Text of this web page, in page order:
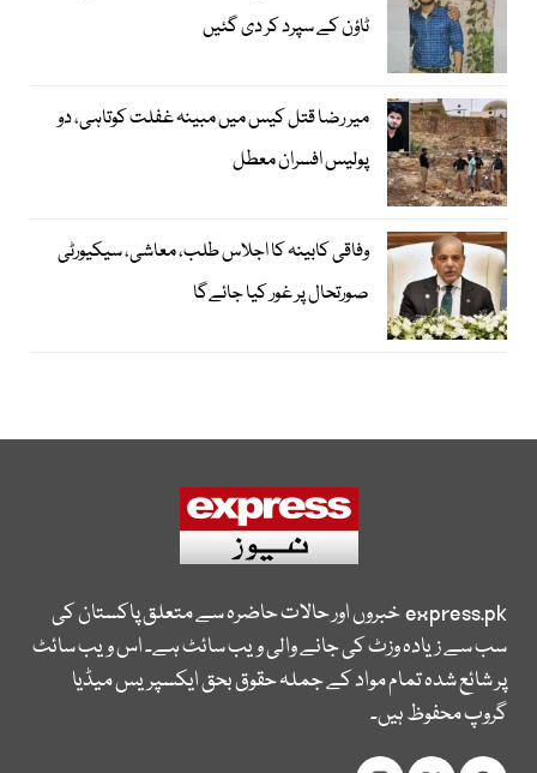
ٹاؤن کے سپرد کر دی گئیں
میر رضا قتل کیس میں مبینہ غفلت کوتاہی، دو
پولیس افسران معطل
وفاقی کابینہ کا اجلاس طلب، معاشی، سیکیورٹی
صورتحال پر غور کیا جائےگا
express.pkخبروں اور حالات حاضرہ سے متعلق پاکستان کی
سب سے زیادہ وزٹ کی جانے والی ویب سائٹ ہے۔ اس ویب سائٹ
پر شائع شدہ تمام مواد کے جملہ حقوق بحق ایکسپریس میڈیا
گروپ محفوظ ہیں۔